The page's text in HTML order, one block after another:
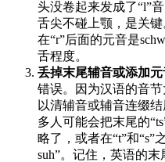
头没卷起来发成了“l”
舌尖不碰上颚，是关
在“r”后面的元音是
舌程度。
丢掉末尾辅音或添加元
错误。因为汉语的音
以清辅音或辅音连缀
多人可能会把末尾的
略了，或者在“t”和“s”
suh”。记住，英语的